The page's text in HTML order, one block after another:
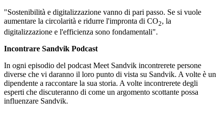
"Sostenibilità e digitalizzazione vanno di pari passo. Se si vuole
aumentare la circolarità e ridurre l'impronta di CO2, la
digitalizzazione e l'efficienza sono fondamentali".
Incontrare Sandvik Podcast
In ogni episodio del podcast Meet Sandvik incontrerete persone
diverse che vi daranno il loro punto di vista su Sandvik. A volte è un
dipendente a raccontare la sua storia. A volte incontrerete degli
esperti che discuteranno di come un argomento scottante possa
influenzare Sandvik.